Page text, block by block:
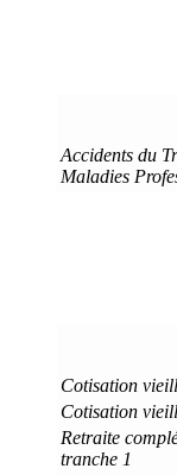
Accidents du
Maladies
Cotisation
Cotisation
Retraite
tranche 1